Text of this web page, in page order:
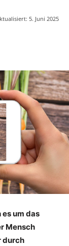
5. Juni 2025
um das
Mensch
durch